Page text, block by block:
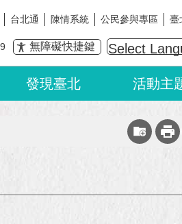
台北通 陳情系統 公民參與專區 臺
無障礙快捷鍵 Select
發現臺北 活動主